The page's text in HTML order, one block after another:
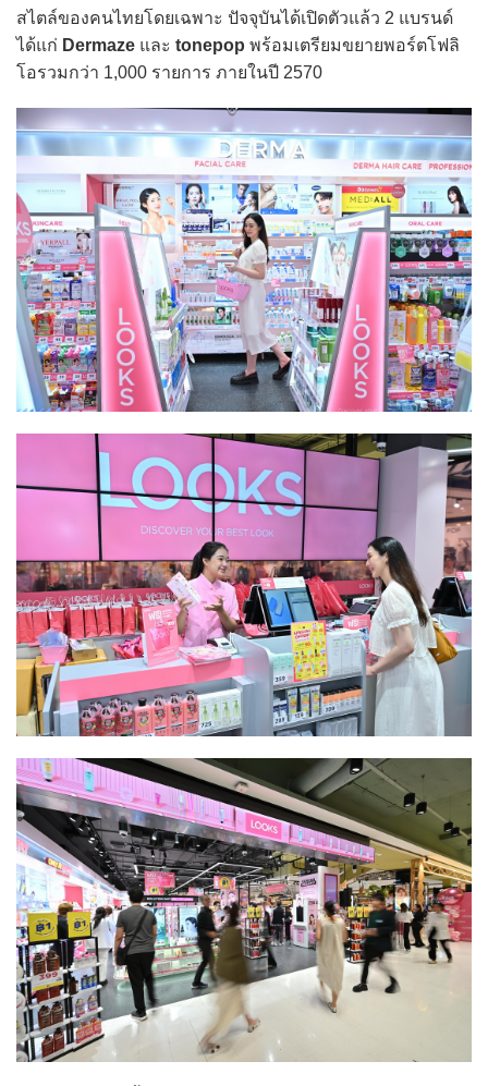
สไตล์ของคนไทยโดยเฉพาะ ปัจจุบันได้เปิดตัวแล้ว 2 แบรนด์
ได้แก่ Dermaze และ tonepop พร้อมเตรียมขยายพอร์ตโฟลิ
โอรวมกว่า 1,000 รายการ ภายในปี 2570